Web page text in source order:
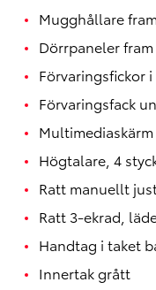
Mugghållare
Dörrpaneler
Förvaringsfickor
Förvaringsfack
Högtalare, 4
Ratt manuellt
Ratt 3-ekrad,
Handtag i taket
Innertak grått